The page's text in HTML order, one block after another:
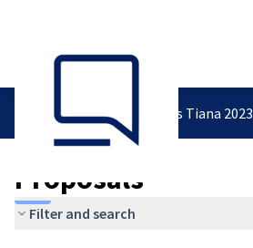
Pressupostos Participatius Tiana 2023
Proposals
Filter and search